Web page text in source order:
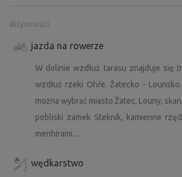
ogrodem tarasowym, który jest jedną z
budowli rokokowych w Czechach.
wyjątkową kompozycję w
tradycją uprawy chmielu w Žatcu,
ogrodami chmielowymi i
przetwórstwem i handlem
Stekník, został wpisanyod września
Światowego Dziedzictwa UNESCO
Zamek oferuje wycieczki, podczas
historię i architekturę tego
aktywności
jazda na rowerze
W dolinie wzdłuż tarasu znajduje się
wzdłuż rzeki Ohře. Žatecko -
można wybrać miasto Žatec, Louny,
pobliski zamek Stekník, kamienne
menhirami ...
wędkarstwo